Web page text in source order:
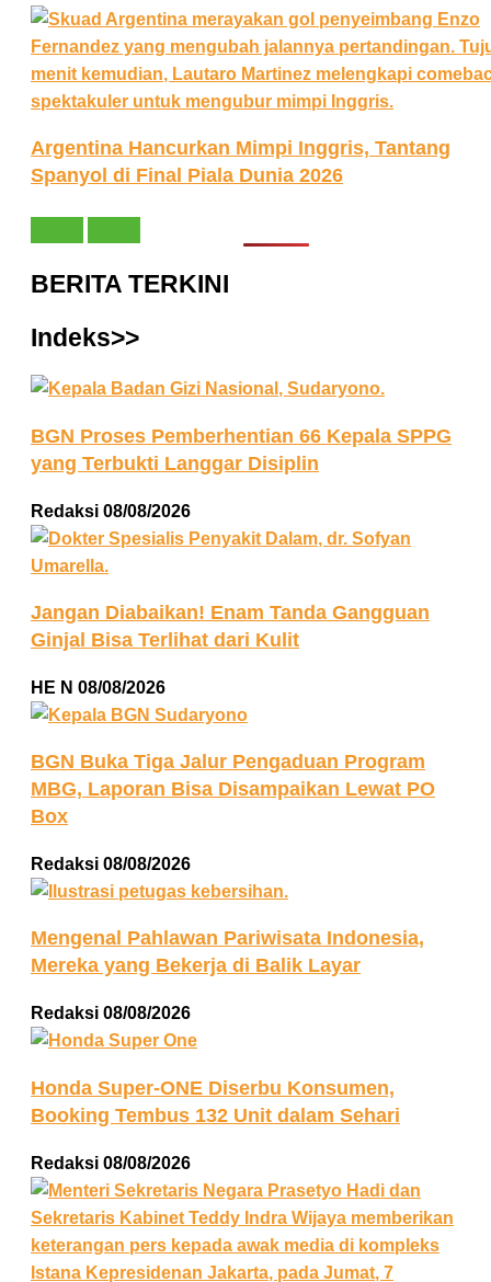
Argentina Hancurkan Mimpi Inggris, Tantang
Spanyol di Final Piala Dunia 2026
BERITA TERKINI
Indeks>>
BGN Proses Pemberhentian 66 Kepala SPPG
yang Terbukti Langgar Disiplin
Redaksi 08/08/2026
Jangan Diabaikan! Enam Tanda Gangguan
Ginjal Bisa Terlihat dari Kulit
HE N 08/08/2026
BGN Buka Tiga Jalur Pengaduan Program
MBG, Laporan Bisa Disampaikan Lewat PO
Box
Redaksi 08/08/2026
Mengenal Pahlawan Pariwisata Indonesia,
Mereka yang Bekerja di Balik Layar
Redaksi 08/08/2026
Honda Super-ONE Diserbu Konsumen,
Booking Tembus 132 Unit dalam Sehari
Redaksi 08/08/2026